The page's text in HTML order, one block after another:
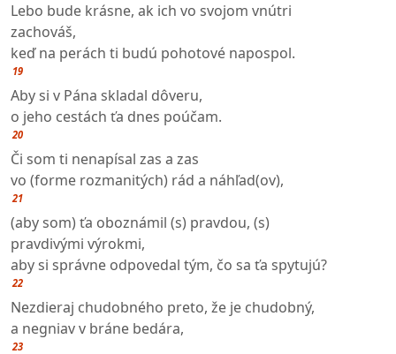
Lebo bude krásne, ak ich vo svojom vnútri
zachováš,
keď na perách ti budú pohotové napospol.
19
Aby si v Pána skladal dôveru,
o jeho cestách ťa dnes poúčam.
20
Či som ti nenapísal zas a zas
vo (forme rozmanitých) rád a náhľad(ov),
21
(aby som) ťa oboznámil (s) pravdou, (s)
pravdivými výrokmi,
aby si správne odpovedal tým, čo sa ťa spytujú?
22
Nezdieraj chudobného preto, že je chudobný,
a negniav v bráne bedára,
23